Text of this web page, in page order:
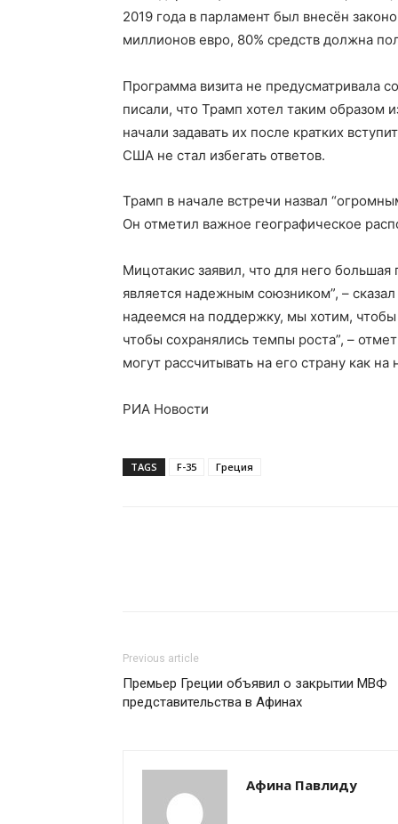
2019 года в парламент был внесён
миллионов евро, 80% средств должна
Программа визита не предусматривала
писали, что Трамп хотел таким образом
начали задавать их после кратких
США не стал избегать ответов.
Трамп в начале встречи назвал
Он отметил важное географическое
Мицотакис заявил, что для него
является надежным союзником”, –
надеемся на поддержку, мы хотим,
чтобы сохранялись темпы роста”, –
могут рассчитывать на его страну как
РИА Новости
TAGS F-35 Греция
Previous article
Премьер Греции объявил о закрытии МВФ
представительства в Афинах
Афина Павлиду